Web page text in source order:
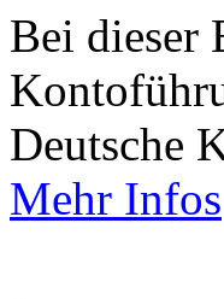
Bei dieser
Deutsche
Mehr Infos